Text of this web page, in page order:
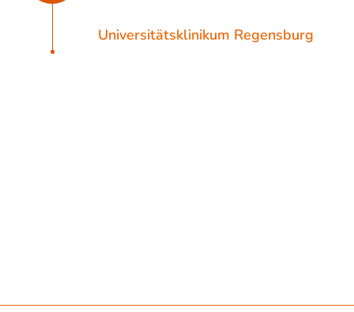
Universitätsklinikum Regensburg